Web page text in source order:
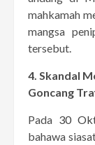
mahkamah
mangsa
tersebut.
4. Skandal
Goncang
Pada 30
bahawa